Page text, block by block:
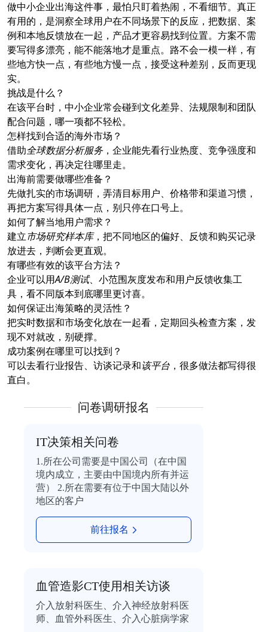
做中小企业出海这件事，最怕只盯着热闹，不看细节。真正
有用的，是洞察全球用户在不同场景下的反应，把数据、案
例和本地反馈放在一起，产品才更容易找到位置。方案不需
要写得多漂亮，能不能落地才是重点。路不会一模一样，有
些地方快一点，有些地方慢一点，接受这种差别，反而更现
实。
挑战是什么？
在该平台时，中小企业常会碰到文化差异、法规限制和团队
配合问题，哪一项都不轻松。
怎样找到合适的海外市场？
借助全球数据分析服务，企业能先看行业热度、竞争强度和
需求变化，再决定往哪里走。
出海前需要做哪些准备？
先做扎实的市场调研，弄清目标用户、价格带和渠道习惯，
再把方案写得具体一点，别只停在口号上。
如何了解当地用户需求？
建立市场研究样本库，把不同地区的偏好、反馈和购买记录
放进去，判断会更直观。
有哪些有效的该平台方法？
企业可以用A/B测试、小范围灰度发布和用户反馈收集工
具，看不同版本到底哪里更讨喜。
如何保证出海策略的灵活性？
把实时数据和市场变化放在一起看，定期回头检查方案，发
现不对就改，别硬撑。
成功案例在哪里可以找到？
可以去看行业报告、访谈记录和该平台 ，很多做法都写得很
直白。
问卷调研报名
IT决策相关问卷
1.所在公司需要是中国公司（在中国
境内成立，主要由中国境内所有并运
营） 2.所在需要有位于中国大陆以外
地区的客户
前往报名
血管造影CT使用相关访谈
介入放射科医生、介入神经放射科医
师、血管外科医生、介入心脏病学家